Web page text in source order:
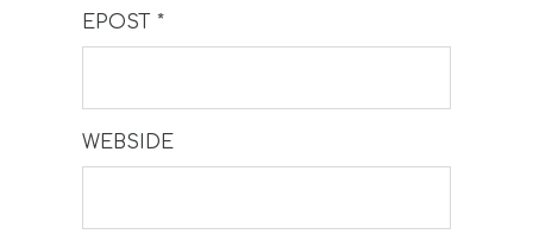
EPOST *
WEBSIDE